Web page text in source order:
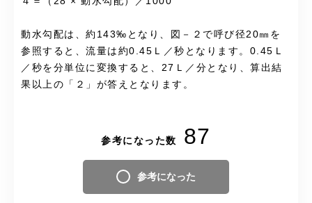
動水勾配は、約143‰となり、図－２で呼び径20㎜を
参照すると、流量は約0.45Ｌ／秒となります。0.45Ｌ
／秒を分単位に変換すると、27Ｌ／分となり、算出結
果以上の「２」が答えとなります。
参考になった数 87
参考になった